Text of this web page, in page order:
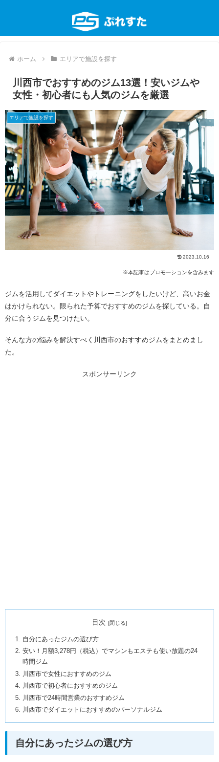
ホーム エリアで施設を探す
川西市でおすすめのジム13選！安いジムや
女性・初心者にも人気のジムを厳選
エリアで施設を探す
2023.10.16
※本記事はプロモーションを含みます
ジムを活用してダイエットやトレーニングをしたいけど、高いお金
はかけられない。限られた予算でおすすめのジムを探している。自
分に合うジムを見つけたい。
そんな方の悩みを解決すべく川西市のおすすめジムをまとめまし
た。
スポンサーリンク
目次
自分にあったジムの選び方
安い！月額3,278円（税込）でマシンもエステも使い放題の24
時間ジム
川西市で女性におすすめのジム
川西市で初心者におすすめのジム
川西市で24時間営業のおすすめジム
川西市でダイエットにおすすめのパーソナルジム
自分にあったジムの選び方